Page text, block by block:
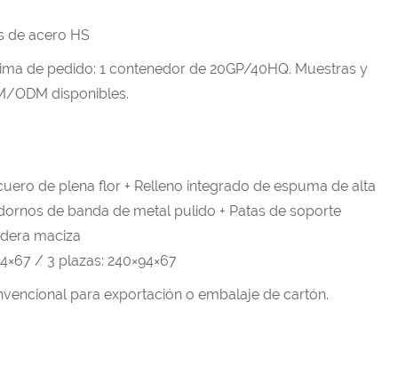
de acero HS
de pedido: 1 contenedor de 20GP/40HQ. Muestras y
ODM disponibles.
de plena flor + Relleno integrado de espuma de alta
de banda de metal pulido + Patas de soporte
maciza
/ 3 plazas: 240×94×67
para exportación o embalaje de cartón.